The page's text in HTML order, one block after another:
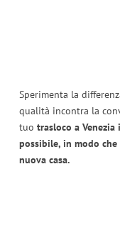
Sperimenta la
qualità incontra la
tuo trasloco a
possibile, in modo
nuova casa.